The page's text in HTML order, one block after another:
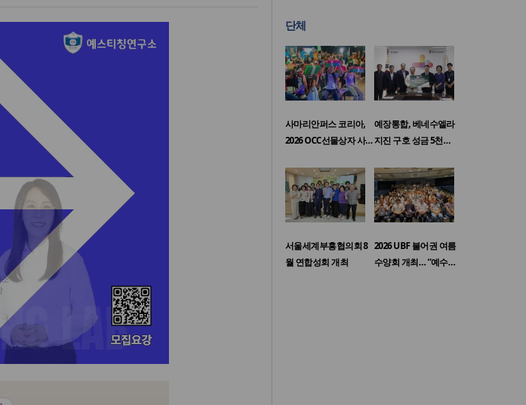
단체
사마리안퍼스 코리아,
2026 OCC선물상자 사…
예장통합, 베네수엘라
지진 구호 성금 5천…
서울세계부흥협의회 8
월 연합성회 개최
2026 UBF 불어권 여름
수양회 개최… “예수…